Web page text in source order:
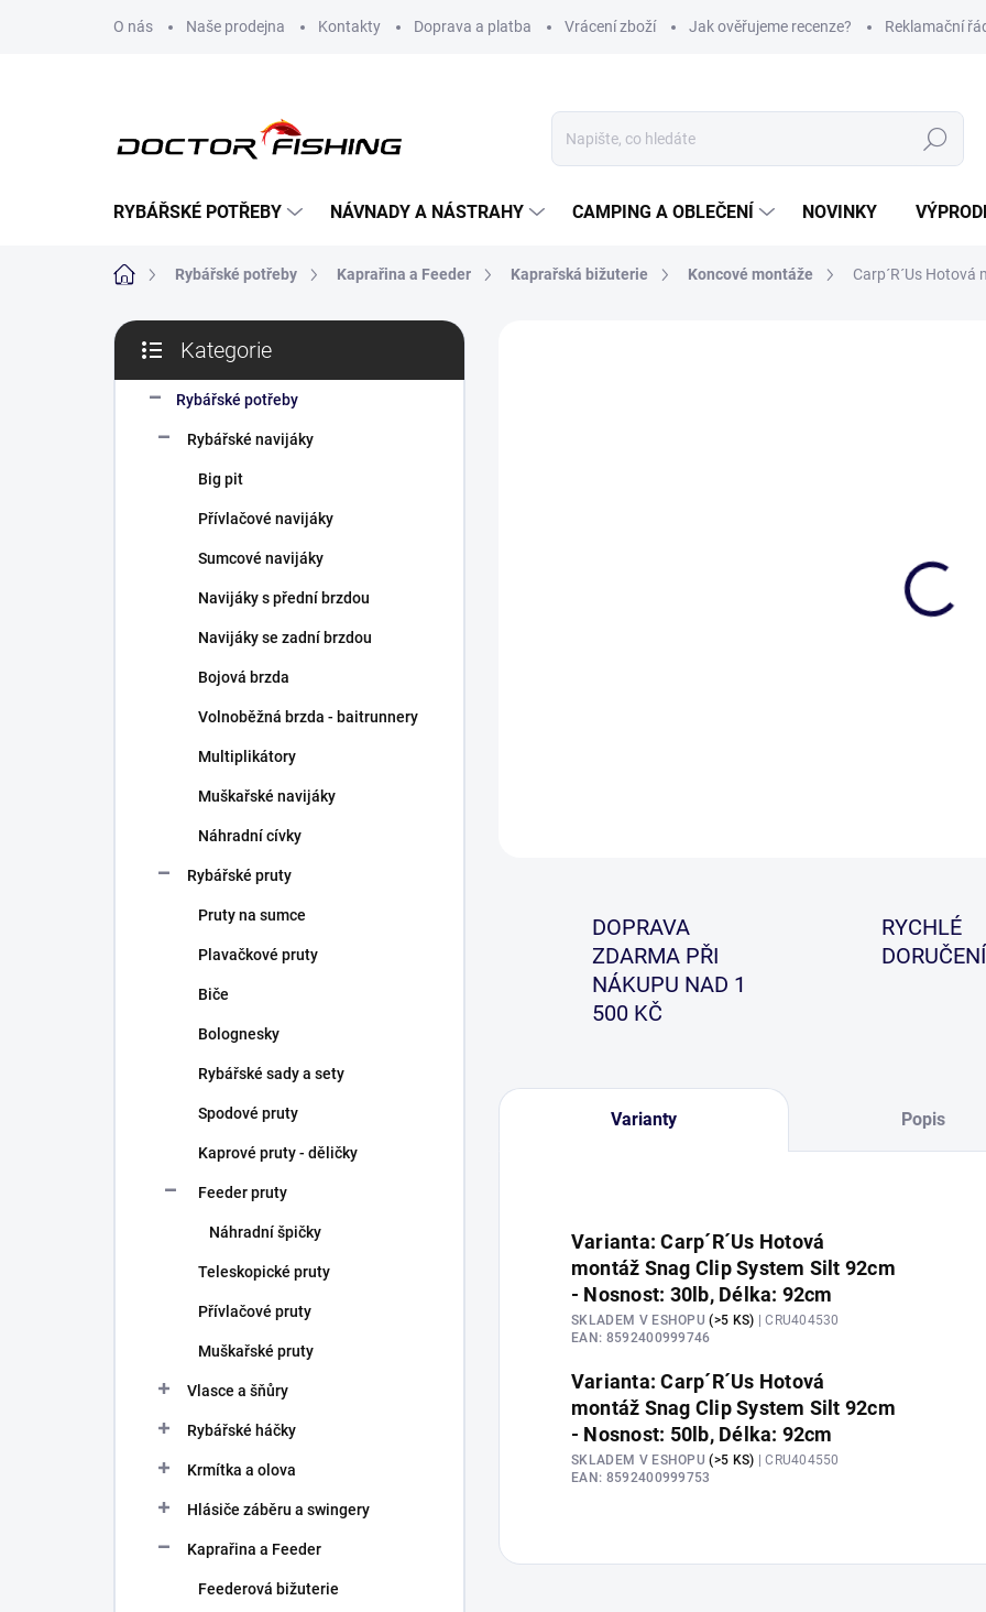
O nás Naše prodejna Kontakty Doprava a platba Vrácení zboží Jak ověřujeme recenze? Reklamační
Hledat
RYBÁŘSKÉ POTŘEBY NÁVNADY A NÁSTRAHY CAMPING A OBLEČENÍ NOVINKY
Domů Rybářské potřeby Kaprařina a Feeder Kaprařská bižuterie Koncové montáže Carp´R´Us
P
s
kategorie
Kategorie
Rybářské potřeby
Rybářské navijáky
Big pit
Přívlačové navijáky
Sumcové navijáky
Navijáky s přední brzdou
Navijáky se zadní brzdou
Bojová brzda
Volnoběžná brzda - baitrunnery
Multiplikátory
Muškařské navijáky
Náhradní cívky
Rybářské pruty
Pruty na sumce
Plavačkové pruty
Biče
Bolognesky
Rybářské sady a sety
Spodové pruty
Kaprové pruty - děličky
Feeder pruty
Náhradní špičky
Teleskopické pruty
Přívlačové pruty
Muškařské pruty
Vlasce a šňůry
Rybářské háčky
Krmítka a olova
Hlásiče záběru a swingery
Kaprařina a Feeder
Feederová bižuterie
DOPRAVA
ZDARMA PŘI
NÁKUPU NAD 1
500 KČ
RYCHLÉ
DORUČENÍ
Varianty Popis
Varianta: Carp´R´Us Hotová
montáž Snag Clip System Silt 92cm
- Nosnost: 30lb, Délka: 92cm
SKLADEM V ESHOPU(>5 KS) | CRU404530
EAN: 8592400999746
Varianta: Carp´R´Us Hotová
montáž Snag Clip System Silt 92cm
- Nosnost: 50lb, Délka: 92cm
SKLADEM V ESHOPU(>5 KS) | CRU404550
EAN: 8592400999753